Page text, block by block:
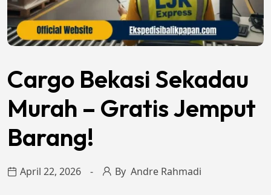
Cargo Bekasi Sekadau
Murah – Gratis Jemput
Barang!
April 22, 2026 By Andre Rahmadi